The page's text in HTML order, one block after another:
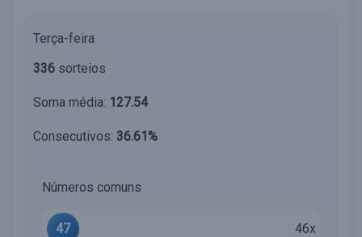
Terça-feira
336 sorteios
Soma média: 127.54
Consecutivos: 36.61%
Números comuns
47 46x